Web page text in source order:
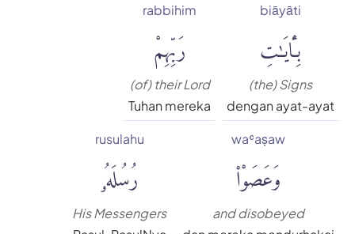
biāyāti
بِـَٔايَٰتِ
(the) Signs
dengan ayat-ayat
rabbihim
رَبِّهِمْ
(of) their Lord
Tuhan mereka
waʿaṣaw
وَعَصَوْا۟
and disobeyed
rusulahu
رُسُلَهُۥ
His Messengers